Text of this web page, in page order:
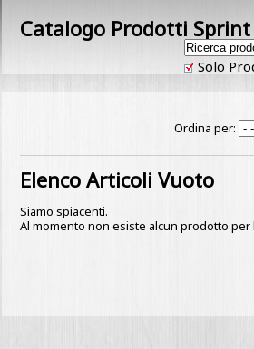
Catalogo Prodotti Sprint
Solo
Ordina per:
Elenco Articoli Vuoto
Siamo spiacenti.
Al momento non esiste alcun prodotto per